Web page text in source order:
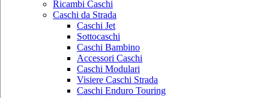
Ricambi Caschi
Caschi da Strada
Caschi Jet
Sottocaschi
Caschi Bambino
Accessori Caschi
Caschi Modulari
Visiere Caschi Strada
Caschi Enduro Touring